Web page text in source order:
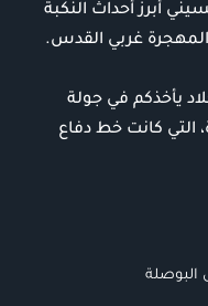
أبرز أحداث النكبة
يأخذكم في جولة
التي كانت خط دفاع
البوصلة